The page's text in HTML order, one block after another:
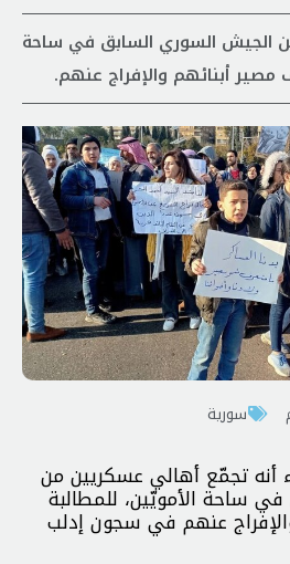
الجيش السوري السابق في ساحة
مصير أبنائهم والإفراج عنهم.
سورية
أنه تجمّع أهالي عسكريين من
ساحة الأمويّين، للمطالبة
عنهم في سجون إدلب